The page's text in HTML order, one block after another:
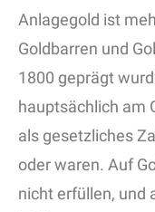
Anlagegold ist
Goldbarren und
1800 geprägt
hauptsächlich am
als gesetzliches
oder waren. Auf
nicht erfüllen, und